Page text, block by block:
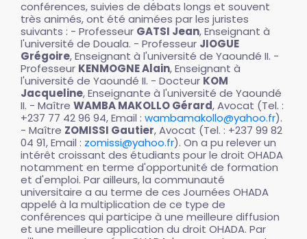
conférences, suivies de débats longs et souvent
très animés, ont été animées par les juristes
suivants : - Professeur GATSI Jean, Enseignant à
l'université de Douala. - Professeur JIOGUE
Grégoire, Enseignant à l'université de Yaoundé II. -
Professeur KENMOGNE Alain, Enseignant à
l'université de Yaoundé II. - Docteur KOM
Jacqueline, Enseignante à l'université de Yaoundé
II. - Maître WAMBA MAKOLLO Gérard, Avocat (Tel. :
+237 77 42 96 94, Email : wambamakollo@yahoo.fr).
- Maître ZOMISSI Gautier, Avocat (Tel. : +237 99 82
04 91, Email : zomissi@yahoo.fr). On a pu relever un
intérêt croissant des étudiants pour le droit OHADA
notamment en terme d'opportunité de formation
et d'emploi. Par ailleurs, la communauté
universitaire a au terme de ces Journées OHADA
appelé à la multiplication de ce type de
conférences qui participe à une meilleure diffusion
et une meilleure application du droit OHADA. Par